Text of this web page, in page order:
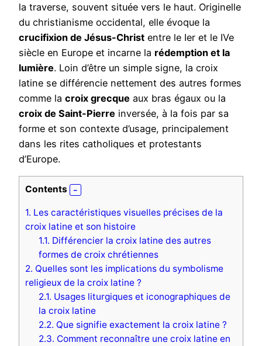
la traverse, souvent située vers le haut. Originelle
du christianisme occidental, elle évoque la
crucifixion de Jésus-Christ entre le Ier et le IVe
siècle en Europe et incarne la rédemption et la
lumière. Loin d’être un simple signe, la croix
latine se différencie nettement des autres formes
comme la croix grecque aux bras égaux ou la
croix de Saint-Pierre inversée, à la fois par sa
forme et son contexte d’usage, principalement
dans les rites catholiques et protestants
d’Europe.
Contents
1. Les caractéristiques visuelles précises de la
croix latine et son histoire
1.1. Différencier la croix latine des autres
formes de croix chrétiennes
2. Quelles sont les implications du symbolisme
religieux de la croix latine ?
2.1. Usages liturgiques et iconographiques de
la croix latine
2.2. Que signifie exactement la croix latine ?
2.3. Comment reconnaître une croix latine en